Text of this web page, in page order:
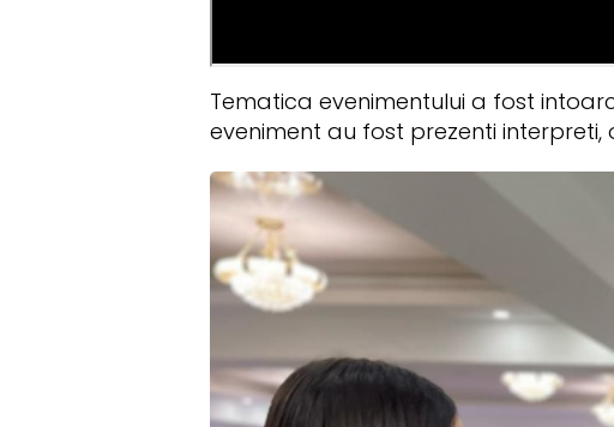
Tematica evenimentului a fost
eveniment au fost prezenti